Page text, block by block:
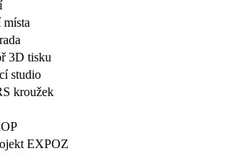
místa
3D tisku
studio
kroužek
EXPOZ